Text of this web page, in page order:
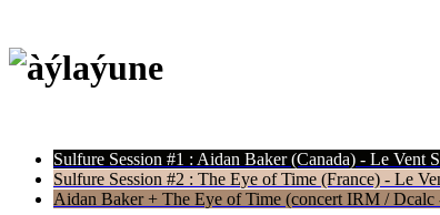
Sulfure Session #1 : Aidan Baker (Canada) - Le Vent
Sulfure Session #2 : The Eye of Time (France) - Le
Aidan Baker + The Eye of Time (concert IRM /